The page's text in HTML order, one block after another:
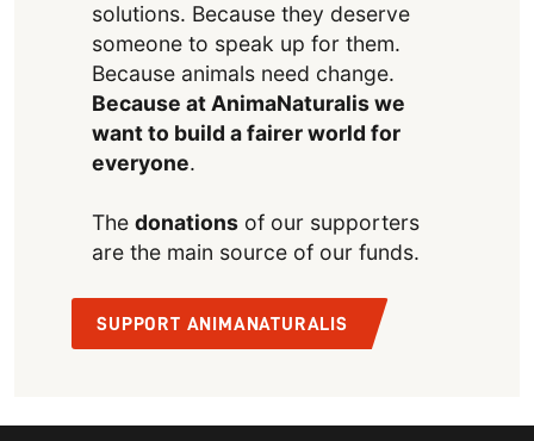
solutions. Because they deserve
someone to speak up for them.
Because animals need change.
Because at AnimaNaturalis we
want to build a fairer world for
everyone.
The donationsof our supporters
are the main source of our funds.
SUPPORT ANIMANATURALIS